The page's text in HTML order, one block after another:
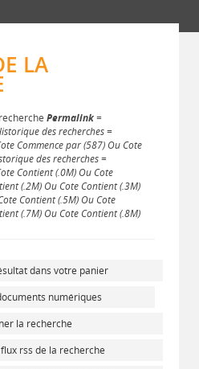
LA
Permalink=
des recherches =
Commence par (587) Ou Cote
des recherches =
Contient (.0M) Ou Cote
(.2M) Ou Cote Contient (.3M)
Contient (.5M) Ou Cote
(.7M) Ou Cote Contient (.8M)
dans votre panier
numériques
la recherche
rss de la recherche